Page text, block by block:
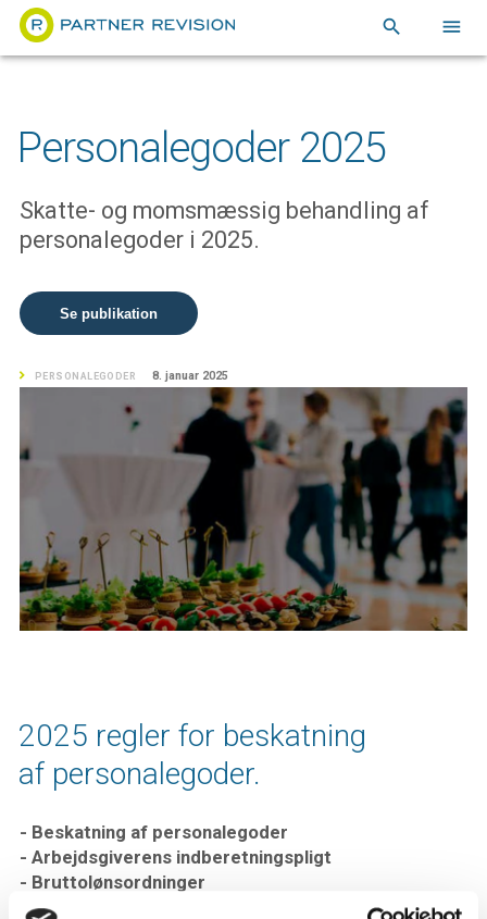
search menu
Personalegoder 2025
Skatte- og momsmæssig behandling af
personalegoder i 2025.
Se publikation
PERSONALEGODER 8. januar 2025
2025 regler for beskatning
af personalegoder.
- Beskatning af personalegoder
- Arbejdsgiverens indberetningspligt
- Bruttolønsordninger
- Personalegoder